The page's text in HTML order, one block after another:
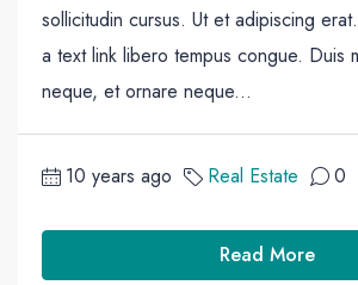
sollicitudin cursus. Ut et adipiscing
a text link libero tempus congue. Duis
neque, et ornare neque...
10 years ago Real Estate 0
Read More